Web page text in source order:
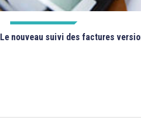
Le nouveau suivi des factures